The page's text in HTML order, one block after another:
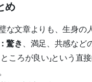
め
な文章よりも、生身の
驚き 、満足、共感など
ところが良い」という